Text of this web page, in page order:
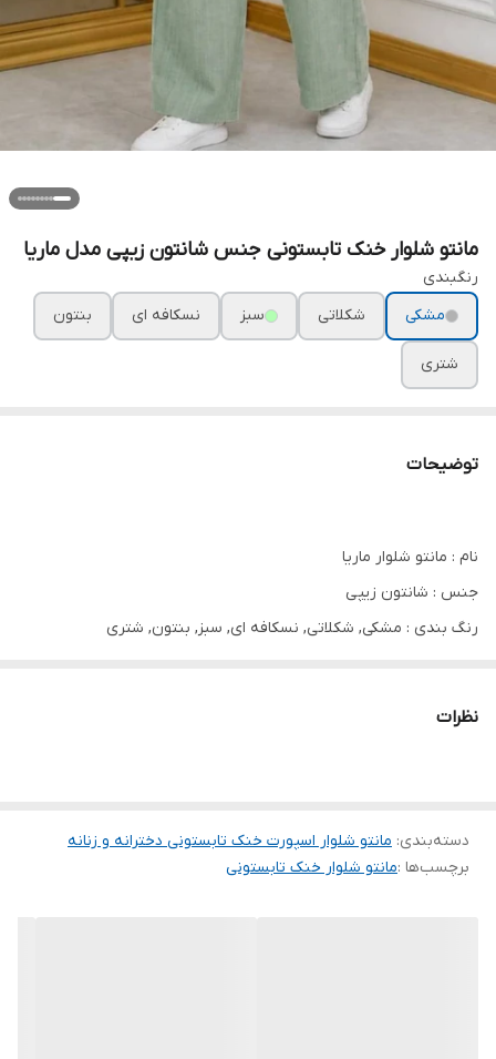
مانتو شلوار خنک تابستونی جنس شانتون زیپی مدل ماریا
رنگبندی
مشکی
شکلاتی سبز نسکافه ای بنتون
شتری
توضیحات
نام : مانتو شلوار ماریا
جنس : شانتون زیپی
رنگ بندی : مشکی, شکلاتی, نسکافه ای, سبز, بنتون, شتری
⚜قد آستین 55
⚜دور سینه 106
نظرات
دسته‌بندی: مانتو شلوار اسپورت خنک تابستونی دخترانه و زنانه
برچسب‌ها :مانتو شلوار خنک تابستونی